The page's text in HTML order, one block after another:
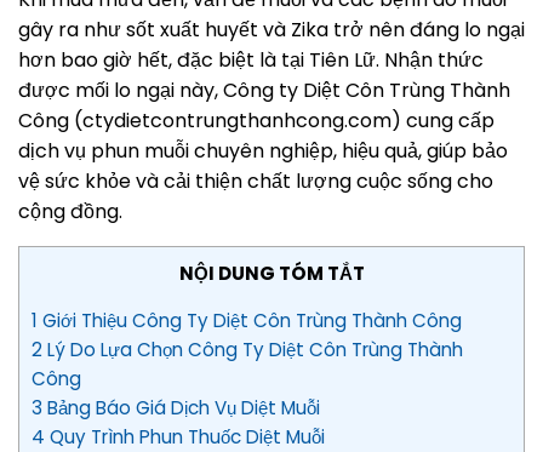
gây ra như sốt xuất huyết và Zika trở nên đáng lo ngại
hơn bao giờ hết, đặc biệt là tại Tiên Lữ. Nhận thức
được mối lo ngại này, Công ty Diệt Côn Trùng Thành
Công (ctydietcontrungthanhcong.com) cung cấp
dịch vụ phun muỗi chuyên nghiệp, hiệu quả, giúp bảo
vệ sức khỏe và cải thiện chất lượng cuộc sống cho
cộng đồng.
NỘI DUNG TÓM TẮT
1 Giới Thiệu Công Ty Diệt Côn Trùng Thành Công
2 Lý Do Lựa Chọn Công Ty Diệt Côn Trùng Thành
Công
3 Bảng Báo Giá Dịch Vụ Diệt Muỗi
4 Quy Trình Phun Thuốc Diệt Muỗi